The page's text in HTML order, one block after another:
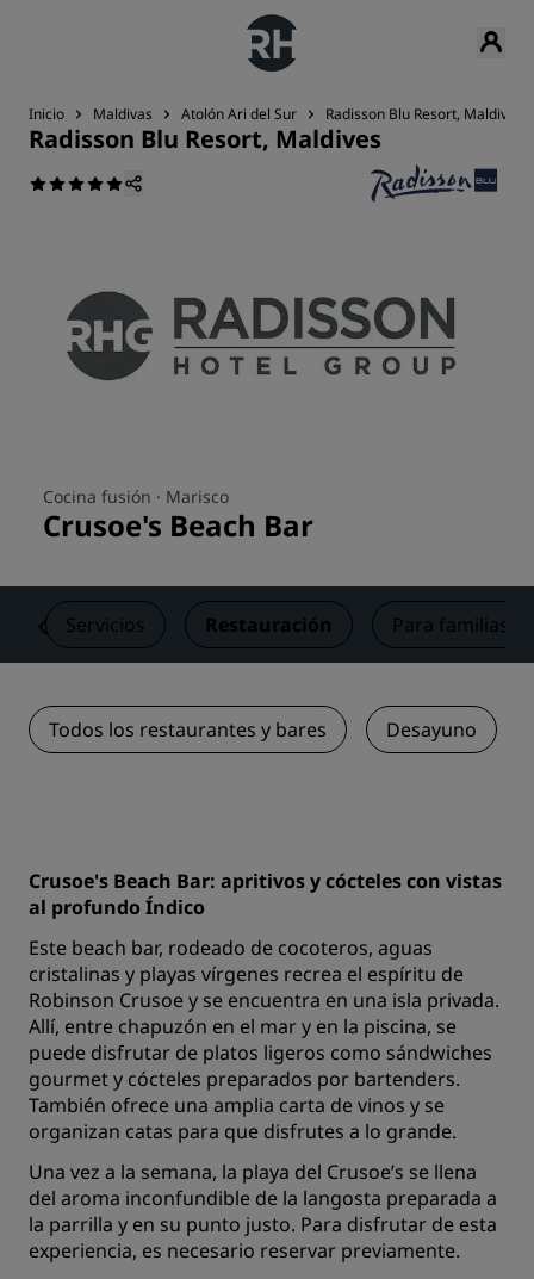
Inicio Maldivas Atolón Ari del Sur Radisson Blu Resort, Maldives
Radisson Blu Resort, Maldives
Cocina fusión · Marisco
Crusoe's Beach Bar
Servicios Restauración Para familias
Todos los restaurantes y bares Desayuno
Crusoe's Beach Bar: apritivos y cócteles con vistas
al profundo Índico
Este beach bar, rodeado de cocoteros, aguas
cristalinas y playas vírgenes recrea el espíritu de
Robinson Crusoe y se encuentra en una isla privada.
Allí, entre chapuzón en el mar y en la piscina, se
puede disfrutar de platos ligeros como sándwiches
gourmet y cócteles preparados por bartenders.
También ofrece una amplia carta de vinos y se
organizan catas para que disfrutes a lo grande.
Una vez a la semana, la playa del Crusoe’s se llena
del aroma inconfundible de la langosta preparada a
la parrilla y en su punto justo. Para disfrutar de esta
experiencia, es necesario reservar previamente.